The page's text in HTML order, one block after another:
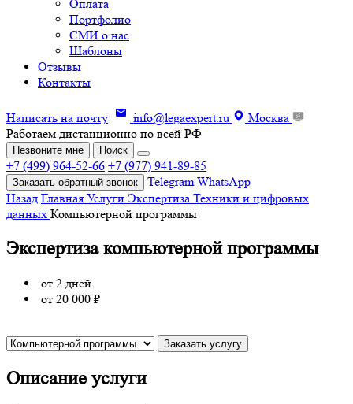
Оплата
Портфолио
СМИ о нас
Шаблоны
Отзывы
Контакты
Написать на почту info@legaexpert.ru
Москва
Работаем дистанционно по всей РФ
Пезвоните мне Поиск
+7 (499) 964-52-66 +7 (977) 941-89-85
Заказать обратный звонок Telegram WhatsApp
Назад Главная Услуги Экспертиза Техники и цифровых
данных Компьютерной программы
Экспертиза компьютерной программы
от 2 дней
от 20 000 ₽
Заказать услугу
Описание услуги